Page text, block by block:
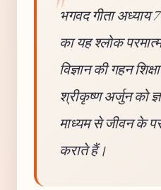
भगवद गीता अध्याय 7
का यह श्लोक
विज्ञान की गहन
श्रीकृष्ण अर्जुन को
माध्यम से जीवन के
कराते हैं।